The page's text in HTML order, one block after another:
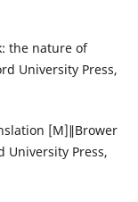
the nature of
University Press,
[M]∥Brower
University Press,